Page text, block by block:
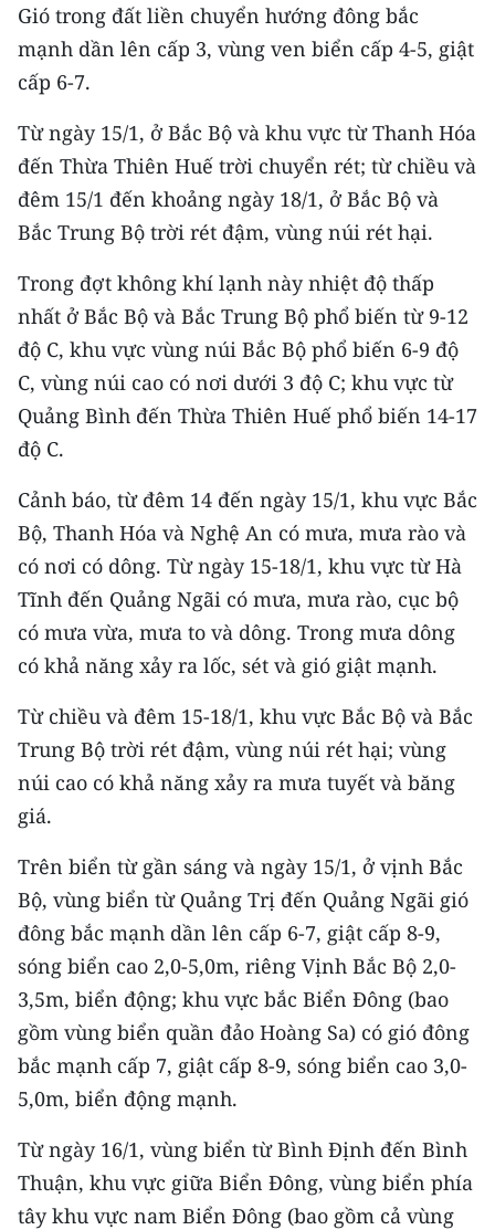
RADIO
MEDIA CENTER
E-Magazine
Video
Media Chính trị
Media Kinh tế
Media Văn hóa
Media Xã hội
Media Pháp luật
Media Du lịch
Media Thế giới
Media Thể thao
Media Giáo dục
Media Y tế
Media Khoa học - Công nghệ
Media Môi trường
Ảnh
Infographic
TIN MỚI
TIN ĐỊA PHƯƠNG
Trung du và miền núi phía Bắc
Đồng bằng sông Hồng
Duyên hải Nam Trung Bộ và Tây
Nguyên
Gió trong đất liền chuyển hướng đông bắc
mạnh dần lên cấp 3, vùng ven biển cấp 4-5, giật
cấp 6-7.
Từ ngày 15/1, ở Bắc Bộ và khu vực từ Thanh Hóa
đến Thừa Thiên Huế trời chuyển rét; từ chiều và
đêm 15/1 đến khoảng ngày 18/1, ở Bắc Bộ và
Bắc Trung Bộ trời rét đậm, vùng núi rét hại.
Trong đợt không khí lạnh này nhiệt độ thấp
nhất ở Bắc Bộ và Bắc Trung Bộ phổ biến từ 9-12
độ C, khu vực vùng núi Bắc Bộ phổ biến 6-9 độ
C, vùng núi cao có nơi dưới 3 độ C; khu vực từ
Quảng Bình đến Thừa Thiên Huế phổ biến 14-17
độ C.
Cảnh báo, từ đêm 14 đến ngày 15/1, khu vực Bắc
Bộ, Thanh Hóa và Nghệ An có mưa, mưa rào và
có nơi có dông. Từ ngày 15-18/1, khu vực từ Hà
Tĩnh đến Quảng Ngãi có mưa, mưa rào, cục bộ
có mưa vừa, mưa to và dông. Trong mưa dông
có khả năng xảy ra lốc, sét và gió giật mạnh.
Từ chiều và đêm 15-18/1, khu vực Bắc Bộ và Bắc
Trung Bộ trời rét đậm, vùng núi rét hại; vùng
núi cao có khả năng xảy ra mưa tuyết và băng
giá.
Trên biển từ gần sáng và ngày 15/1, ở vịnh Bắc
Bộ, vùng biển từ Quảng Trị đến Quảng Ngãi gió
đông bắc mạnh dần lên cấp 6-7, giật cấp 8-9,
sóng biển cao 2,0-5,0m, riêng Vịnh Bắc Bộ 2,0-
3,5m, biển động; khu vực bắc Biển Đông (bao
gồm vùng biển quần đảo Hoàng Sa) có gió đông
bắc mạnh cấp 7, giật cấp 8-9, sóng biển cao 3,0-
5,0m, biển động mạnh.
Từ ngày 16/1, vùng biển từ Bình Định đến Bình
Thuận, khu vực giữa Biển Đông, vùng biển phía
tây khu vực nam Biển Đông (bao gồm cả vùng